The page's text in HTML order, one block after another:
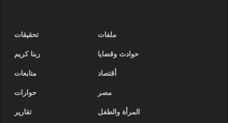
ملفات
تحقيقات
حوادث وقضايا
ربنا كريم
أقتصاد
متابعات
مصر
حوارات
المرأة والطفل
تقارير